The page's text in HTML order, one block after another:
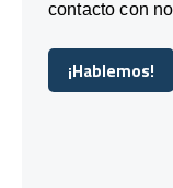
contacto con
¡Hablemos!
¡Hablemos!